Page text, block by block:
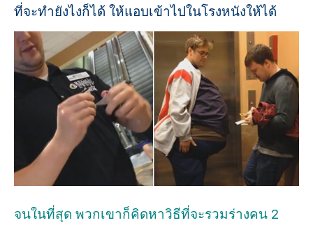
ที่จะทำยังไงก็ได้ ให้แอบเข้าไปในโรงหนังให้ได้
จนในที่สุด พวกเขาก็คิดหาวิธีที่จะรวมร่างคน 2